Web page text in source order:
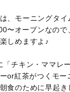
、モーニングタイ
〜オープンなので
しめますよ♪
「チキン・ママレ
or紅茶がつくモー
食のために早起き